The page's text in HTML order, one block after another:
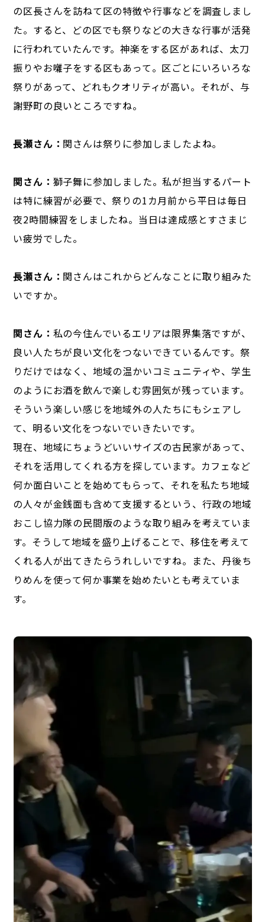
の区長さんを訪ねて区の特徴や行事などを調査しまし
た。すると、どの区でも祭りなどの大きな行事が活発
に行われていたんです。神楽をする区があれば、太刀
振りやお囃子をする区もあって。区ごとにいろいろな
祭りがあって、どれもクオリティが高い。それが、与
謝野町の良いところですね。
長瀬さん： 関さんは祭りに参加しましたよね。
関さん： 獅子舞に参加しました。私が担当するパート
は特に練習が必要で、祭りの1カ月前から平日は毎日
夜2時間練習をしましたね。当日は達成感とすさまじ
い疲労でした。
長瀬さん： 関さんはこれからどんなことに取り組みた
いですか。
関さん： 私の今住んでいるエリアは限界集落ですが、
良い人たちが良い文化をつないできているんです。祭
りだけではなく、地域の温かいコミュニティや、学生
のようにお酒を飲んで楽しむ雰囲気が残っています。
そういう楽しい感じを地域外の人たちにもシェアし
て、明るい文化をつないでいきたいです。
現在、地域にちょうどいいサイズの古民家があって、
それを活用してくれる方を探しています。カフェなど
何か面白いことを始めてもらって、それを私たち地域
の人々が金銭面も含めて支援するという、行政の地域
おこし協力隊の民間版のような取り組みを考えていま
す。そうして地域を盛り上げることで、移住を考えて
くれる人が出てきたらうれしいですね。また、丹後ち
りめんを使って何か事業を始めたいとも考えていま
す。